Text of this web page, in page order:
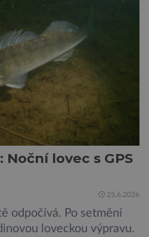
vedení… „Jako
lovec s GPS
25.6.2026
odpočívá. Po setmění
loveckou výpravu.